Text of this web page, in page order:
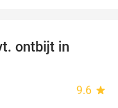
ontbijt in
9.6 star